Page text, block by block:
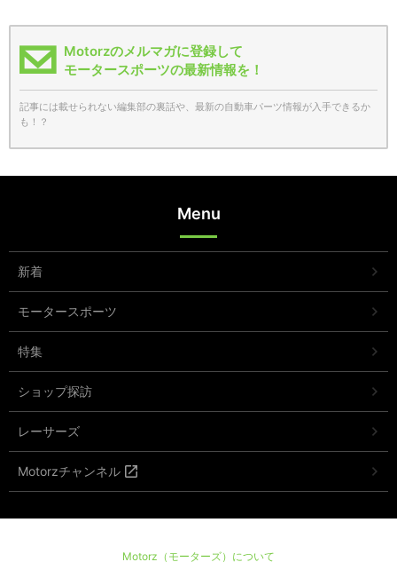
Motorzのメルマガに登録して
モータースポーツの最新情報を！
記事には載せられない編集部の裏話や、最新の自動車パーツ情報が入手できるか
も！？
Menu
新着
モータースポーツ
特集
ショップ探訪
レーサーズ
Motorzチャンネル
Motorz（モーターズ）について